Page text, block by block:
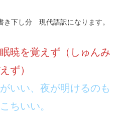
し分 現代語訳になります。
暁を覚えず（しゅんみ
ず）
いい、夜が明けるのも
ちいい。